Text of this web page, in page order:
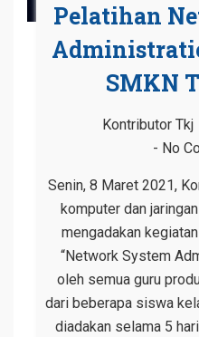
Pelatihan
SMKN
Kontributor Tkj
No
Senin, 8 Maret 2021,
komputer dan
mengadakan
“Network System
oleh semua guru
dari beberapa siswa
diadakan selama 5